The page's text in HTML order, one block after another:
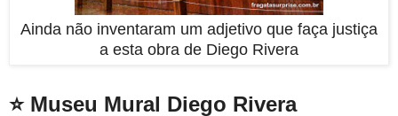
Ainda não inventaram um adjetivo que faça justiça
a esta obra de Diego Rivera
⭐ Museu Mural Diego Rivera